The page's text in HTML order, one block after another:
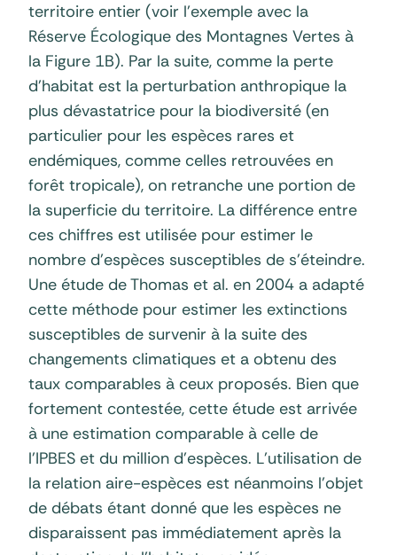
territoire entier (voir l’exemple avec la
Réserve Écologique des Montagnes Vertes à
la Figure 1B). Par la suite, comme la perte
d’habitat est la perturbation anthropique la
plus dévastatrice pour la biodiversité (en
particulier pour les espèces rares et
endémiques, comme celles retrouvées en
forêt tropicale), on retranche une portion de
la superficie du territoire. La différence entre
ces chiffres est utilisée pour estimer le
nombre d’espèces susceptibles de s’éteindre.
Une étude de Thomas et al. en 2004 a adapté
cette méthode pour estimer les extinctions
susceptibles de survenir à la suite des
changements climatiques et a obtenu des
taux comparables à ceux proposés. Bien que
fortement contestée, cette étude est arrivée
à une estimation comparable à celle de
l’IPBES et du million d’espèces. L’utilisation de
la relation aire-espèces est néanmoins l’objet
de débats étant donné que les espèces ne
disparaissent pas immédiatement après la